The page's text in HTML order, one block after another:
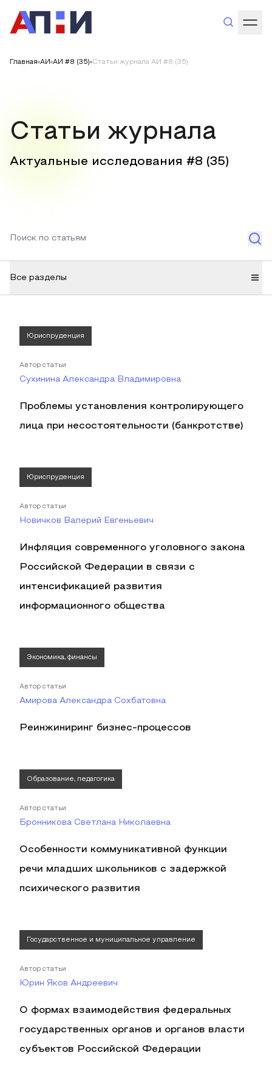
Главная АИ АИ #8 (35) Статьи журнала АИ #8 (35)
Статьи журнала
Актуальные исследования #8 (35)
Все разделы
Юриспруденция
Автор статьи
Сухинина Александра Владимировна
Проблемы установления контролирующего
лица при несостоятельности (банкротстве)
Юриспруденция
Автор статьи
Новичков Валерий Евгеньевич
Инфляция современного уголовного закона
Российской Федерации в связи с
интенсификацией развития
информационного общества
Экономика, финансы
Автор статьи
Амирова Александра Сохбатовна
Реинжиниринг бизнес-процессов
Образование, педагогика
Автор статьи
Бронникова Светлана Николаевна
Особенности коммуникативной функции
речи младших школьников с задержкой
психического развития
Государственное и муниципальное управление
Автор статьи
Юрин Яков Андреевич
О формах взаимодействия федеральных
государственных органов и органов власти
субъектов Российской Федерации